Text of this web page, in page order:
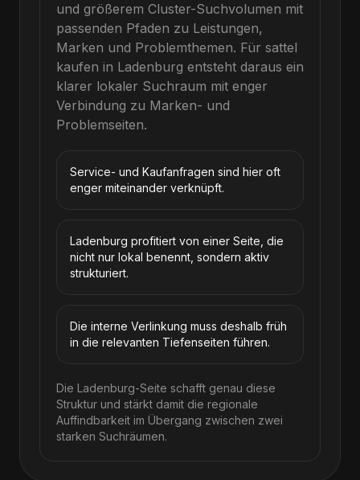
und größerem Cluster-Suchvolumen mit
passenden Pfaden zu Leistungen,
Marken und Problemthemen. Für sattel
kaufen in Ladenburg entsteht daraus ein
klarer lokaler Suchraum mit enger
Verbindung zu Marken- und
Problemseiten.
Service- und Kaufanfragen sind hier oft
enger miteinander verknüpft.
Ladenburg profitiert von einer Seite, die
nicht nur lokal benennt, sondern aktiv
strukturiert.
Die interne Verlinkung muss deshalb früh
in die relevanten Tiefenseiten führen.
Die Ladenburg-Seite schafft genau diese
Struktur und stärkt damit die regionale
Auffindbarkeit im Übergang zwischen zwei
starken Suchräumen.